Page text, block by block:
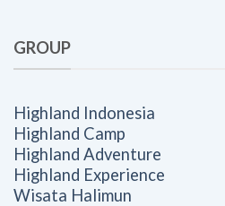
GROUP
Highland Indonesia
Highland Camp
Highland Adventure
Highland Experience
Wisata Halimun